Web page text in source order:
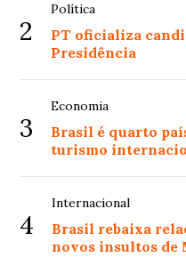
2
Política
PT oficializa
Presidência
3
Economia
Brasil é quarto
turismo
4
Internacional
Brasil rebaixa
novos insultos de